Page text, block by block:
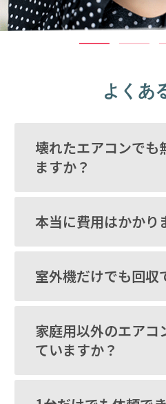
よくあ
壊れたエアコンでも
ますか？
本当に費用はかかり
室外機だけでも回収
家庭用以外のエアコ
ていますか？